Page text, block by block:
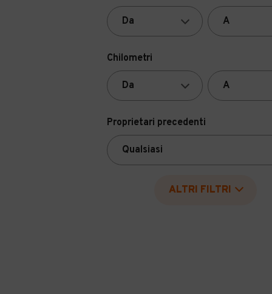
Chilometri
Proprietari precedenti
ALTRI FILTRI